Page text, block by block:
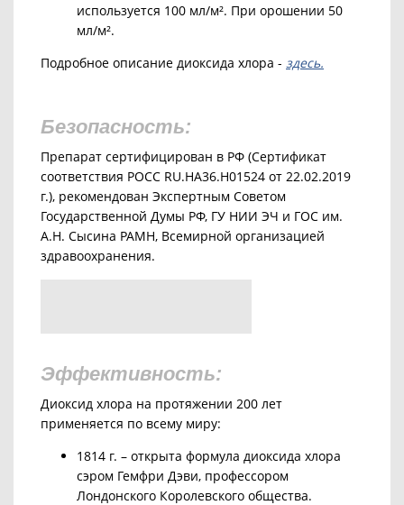
используется 100 мл/м². При орошении 50
мл/м².
Подробное описание диоксида хлора - здесь.
Безопасность:
Препарат сертифицирован в РФ (Сертификат
соответствия РОСС RU.HA36.H01524 от 22.02.2019
г.), рекомендован Экспертным Советом
Государственной Думы РФ, ГУ НИИ ЭЧ и ГОС им.
А.Н. Сысина РАМН, Всемирной организацией
здравоохранения.
Эффективность:
Диоксид хлора на протяжении 200 лет
применяется по всему миру:
1814 г. – открыта формула диоксида хлора
сэром Гемфри Дэви, профессором
Лондонского Королевского общества.